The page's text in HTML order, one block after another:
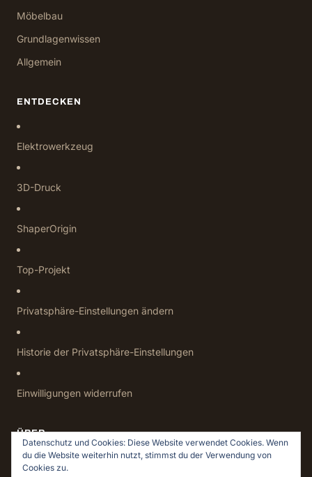
Möbelbau
Grundlagenwissen
Allgemein
ENTDECKEN
Elektrowerkzeug
3D-Druck
ShaperOrigin
Top-Projekt
Privatsphäre-Einstellungen ändern
Historie der Privatsphäre-Einstellungen
Einwilligungen widerrufen
ÜBER
Datenschutz
Datenschutz und Cookies: Diese Website verwendet Cookies. Wenn
du die Website weiterhin nutzt, stimmst du der Verwendung von
Cookies zu.